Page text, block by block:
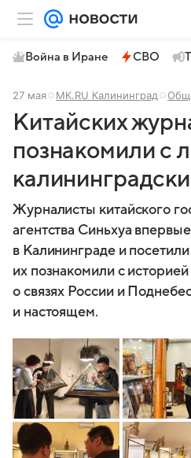
Война в Иране СВО
27 мая МК.RU Калининград
Китайских
познакомили с
Журналисты китайского
агентства Синьхуа
в Калининграде и
их познакомили с
о связях России и
и настоящем.